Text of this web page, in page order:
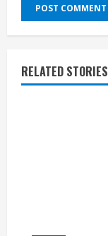
RELATED STORIES